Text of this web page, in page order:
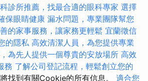
診所推薦，找最合適的眼科專家 選擇
保眼睛健康 漏水問題，專業團隊幫您
的家事服務，讓家務更輕鬆 宜蘭徵信
的隱私 高效清潔人員，為您提供專業
為先人提供一個尊貴的安放場所 高效
務 了解公司登記流程，輕鬆創立您的
找到有關Cookie的所有信息。 適合您